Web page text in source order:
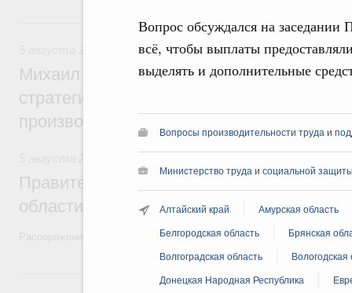
Вопрос обсуждался на заседании
всё, чтобы выплаты
выделять и дополнительные
Вопросы производительности труда и
Министерство труда и социальной
Алтайский край Амурская область
Белгородская область Брянская
Волгоградская область Вологодская
Донецкая Народная Республика
5 августа, среда
Вопросы производительности труда и
Михаил Мишустин дал поручения по
стратегической сессии, посвящённой
производительности труда
Правительство увеличило объём
области в рамках федерального
Распоряжение от 3 августа 2026 года №2067-р
3 августа, понедельник